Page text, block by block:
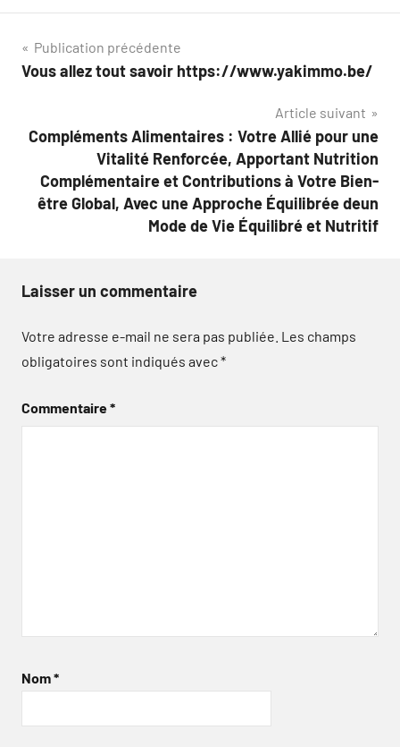
Navigation
de
Publication précédente
Vous allez tout savoir https://www.yakimmo.be/
Article suivant
Compléments Alimentaires : Votre Allié pour une
Vitalité Renforcée, Apportant Nutrition
Complémentaire et Contributions à Votre Bien-
être Global, Avec une Approche Équilibrée deun
Mode de Vie Équilibré et Nutritif
Laisser un commentaire
Votre adresse e-mail ne sera pas publiée. Les champs
obligatoires sont indiqués avec*
Commentaire*
Nom*